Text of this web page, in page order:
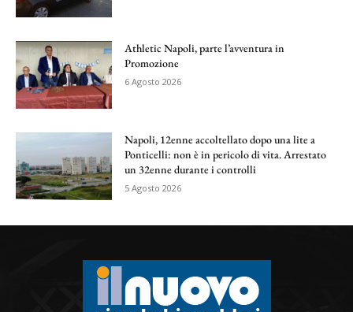
Athletic Napoli, parte l’avventura in
Promozione
6 Agosto 2026
Napoli, 12enne accoltellato dopo una lite a
Ponticelli: non è in pericolo di vita. Arrestato
un 32enne durante i controlli
5 Agosto 2026